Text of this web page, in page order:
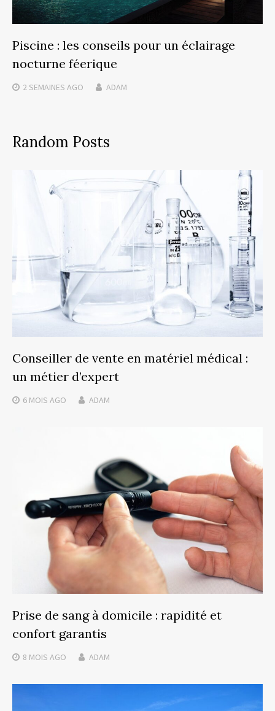
Piscine : les conseils pour un éclairage
nocturne féerique
2 SEMAINES AGO ADAM
Random Posts
Conseiller de vente en matériel médical :
un métier d’expert
6 MOIS AGO ADAM
Prise de sang à domicile : rapidité et
confort garantis
8 MOIS AGO ADAM